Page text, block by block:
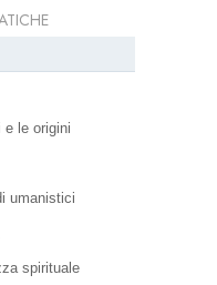
e le origini
umanistici
spirituale